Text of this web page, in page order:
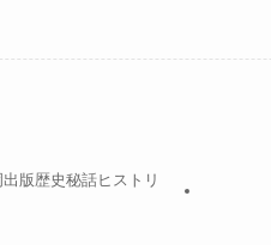
版歴史秘話ヒストリ